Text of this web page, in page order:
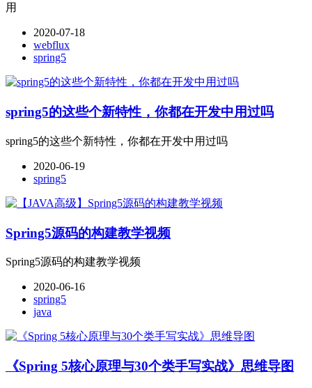
用
2020-07-18
webflux
spring5
spring5的这些个新特性，你都在开发中用过吗
spring5的这些个新特性，你都在开发中用过吗
2020-06-19
spring5
Spring5源码的构建教学视频
Spring5源码的构建教学视频
2020-06-16
spring5
java
《Spring 5核心原理与30个类手写实战》思维导图